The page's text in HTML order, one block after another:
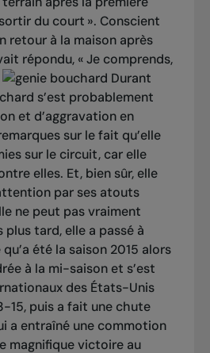
du court ». Conscient
retour à la maison après
répondu, « Je comprends,
Durant
s’est probablement
et d’aggravation en
sur le fait qu’elle
sur le circuit, car elle
elles. Et, bien sûr, elle
par ses atouts
ne peut pas vraiment
plus tard, elle a passé à
été la saison 2015 alors
à la mi-saison et s’est
des États-Unis
15, puis a fait une chute
a entraîné une commotion
magnifique victoire au